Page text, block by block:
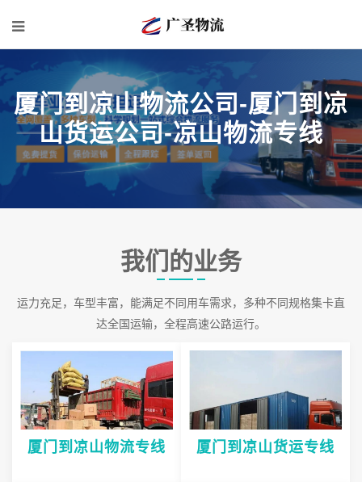
厦门到凉山物流公司-厦门到凉
山货运公司-凉山物流专线
我们的业务
运力充足，车型丰富，能满足不同用车需求，多种不同规格集卡直
达全国运输，全程高速公路运行。
厦门到凉山物流专线 厦门到凉山货运专线